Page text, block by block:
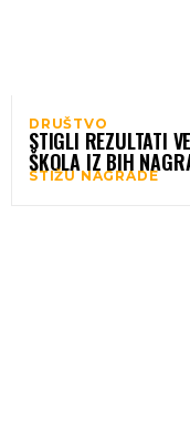
DRUŠTVO
STIGLI REZULTATI
ŠKOLA IZ BIH
STIŽU NAGRADE